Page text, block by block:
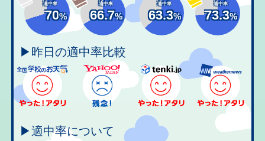
適中率
70%
適中率
66.7%
適中率
63.3%
適中率
73.3%
▶昨日の適中率比較
▶適中率について